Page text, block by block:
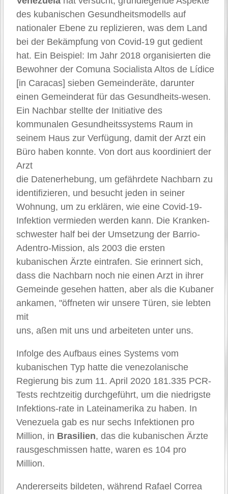
des kubanischen Gesundheitsmodells auf
nationaler Ebene zu replizieren, was dem Land
bei der Bekämpfung von Covid-19 gut gedient
hat. Ein Beispiel: Im Jahr 2018 organisierten die
Bewohner der Comuna Socialista Altos de Lídice
[in Caracas] sieben Gemeinderäte, darunter
einen Gemeinderat für das Gesundheits-wesen.
Ein Nachbar stellte der Initiative des
kommunalen Gesundheitssystems Raum in
seinem Haus zur Verfügung, damit der Arzt ein
Büro haben konnte. Von dort aus koordiniert der
Arzt
die Datenerhebung, um gefährdete Nachbarn zu
identifizieren, und besucht jeden in seiner
Wohnung, um zu erklären, wie eine Covid-19-
Infektion vermieden werden kann. Die Kranken-
schwester half bei der Umsetzung der Barrio-
Adentro-Mission, als 2003 die ersten
kubanischen Ärzte eintrafen. Sie erinnert sich,
dass die Nachbarn noch nie einen Arzt in ihrer
Gemeinde gesehen hatten, aber als die Kubaner
ankamen, "öffneten wir unsere Türen, sie lebten
mit
uns, aßen mit uns und arbeiteten unter uns.
Infolge des Aufbaus eines Systems vom
kubanischen Typ hatte die venezolanische
Regierung bis zum 11. April 2020 181.335 PCR-
Tests rechtzeitig durchgeführt, um die niedrigste
Infektions-rate in Lateinamerika zu haben. In
Venezuela gab es nur sechs Infektionen pro
Million, in Brasilien, das die kubanischen Ärzte
rausgeschmissen hatte, waren es 104 pro
Million.
Andererseits bildeten, während Rafael Correa